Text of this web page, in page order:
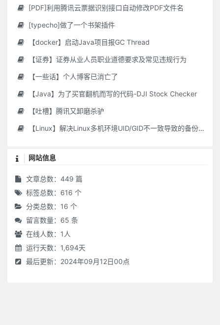
[PDF]利用腾讯云票据识别接口自动修改PDF文件名
[typecho]做了一个书架插件
【docker】启动Java项目报GC Thread
【证券】证券从业人员职业道德要求及常见违规行为
【一些话】个人博客已消亡了
【Java】为了买官翻机而写的代码-DJI Stock Checker
【吐槽】腾讯又卸磨杀驴
【Linux】解决Linux多机环境UID/GID不一致导致的备份权限问题
网站信息
文章总数：449 篇
标签总数：616 个
分类总数：16 个
留言数量：65 条
在线人数： 1 人
运行天数：1,694天
最后更新：2024年09月12日00点